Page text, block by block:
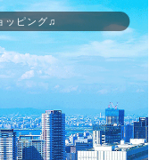
ッピング♫